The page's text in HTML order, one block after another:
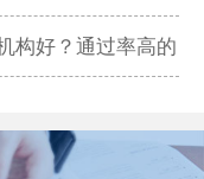
构好？通过率高的